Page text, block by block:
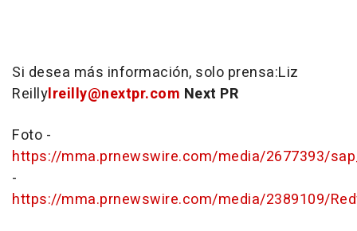
Si desea más información, solo prensa:Liz
Reillylreilly@nextpr.com Next PR
Foto -
https://mma.prnewswire.com/media/2677393/
-
https://mma.prnewswire.com/media/2389109/